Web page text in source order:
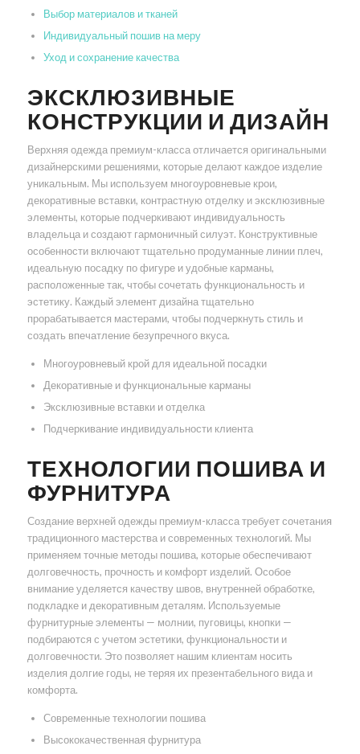
Выбор материалов и тканей
Индивидуальный пошив на меру
Уход и сохранение качества
ЭКСКЛЮЗИВНЫЕ
КОНСТРУКЦИИ И ДИЗАЙН
Верхняя одежда премиум-класса отличается оригинальными
дизайнерскими решениями, которые делают каждое изделие
уникальным. Мы используем многоуровневые крои,
декоративные вставки, контрастную отделку и эксклюзивные
элементы, которые подчеркивают индивидуальность
владельца и создают гармоничный силуэт. Конструктивные
особенности включают тщательно продуманные линии плеч,
идеальную посадку по фигуре и удобные карманы,
расположенные так, чтобы сочетать функциональность и
эстетику. Каждый элемент дизайна тщательно
прорабатывается мастерами, чтобы подчеркнуть стиль и
создать впечатление безупречного вкуса.
Многоуровневый крой для идеальной посадки
Декоративные и функциональные карманы
Эксклюзивные вставки и отделка
Подчеркивание индивидуальности клиента
ТЕХНОЛОГИИ ПОШИВА И
ФУРНИТУРА
Создание верхней одежды премиум-класса требует сочетания
традиционного мастерства и современных технологий. Мы
применяем точные методы пошива, которые обеспечивают
долговечность, прочность и комфорт изделий. Особое
внимание уделяется качеству швов, внутренней обработке,
подкладке и декоративным деталям. Используемые
фурнитурные элементы — молнии, пуговицы, кнопки —
подбираются с учетом эстетики, функциональности и
долговечности. Это позволяет нашим клиентам носить
изделия долгие годы, не теряя их презентабельного вида и
комфорта.
Современные технологии пошива
Высококачественная фурнитура